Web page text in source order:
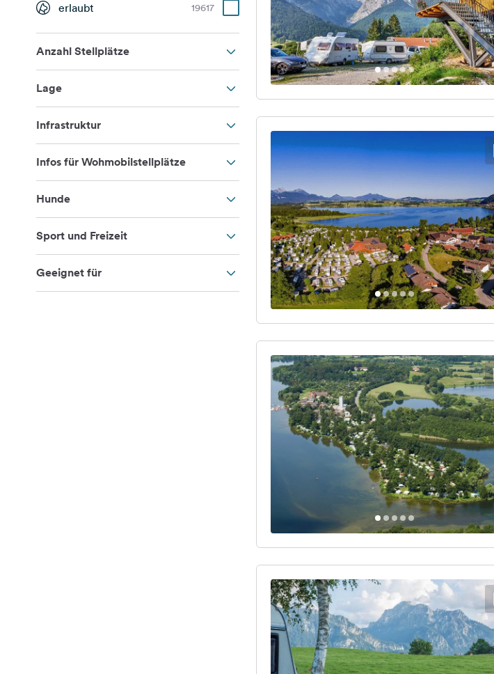
erlaubt 19617
Anzahl Stellplätze
Lage
Infrastruktur
Infos für Wohmobilstellplätze
Hunde
Sport und Freizeit
Geeignet für